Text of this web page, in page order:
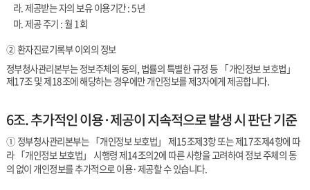
라. 제공받는 자의 보유 이용기간 : 5년
마. 제공 주기 : 월 1회
② 환자진료기록부 이외의 정보
정부청사관리본부는 정보주체의 동의, 법률의 특별한 규정 등 「개인정보 보호법」
제17조 및 제18조에 해당하는 경우에만 개인정보를 제3자에게 제공합니다.
6조. 추가적인 이용·제공이 지속적으로 발생 시 판단 기준
① 정부청사관리본부는 「개인정보 보호법」 제15조제3항 또는 제17조제4항에 따
라 「개인정보 보호법」 시행령 제14조의2에 따른 사항을 고려하여 정보 주체의 동
의 없이 개인정보를 추가적으로 이용·제공할 수 있습니다.